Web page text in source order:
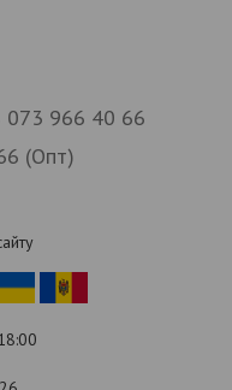
073 966 40 66
(Опт)